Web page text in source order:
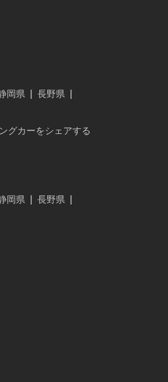
岡県 長野県
グカーをシェアする
岡県 長野県